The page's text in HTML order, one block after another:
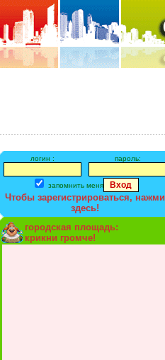
логин : пароль:
запомнить меня
Чтобы зарегистрироваться, нажми
здесь!
городская площадь:
крикни громче!